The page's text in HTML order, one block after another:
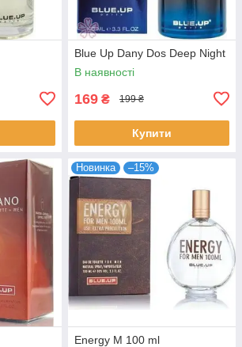
Blue Up Dany Dos Deep Night
В наявності
169 ₴ 199 ₴
Купити
Новинка –15%
Energy M 100 ml